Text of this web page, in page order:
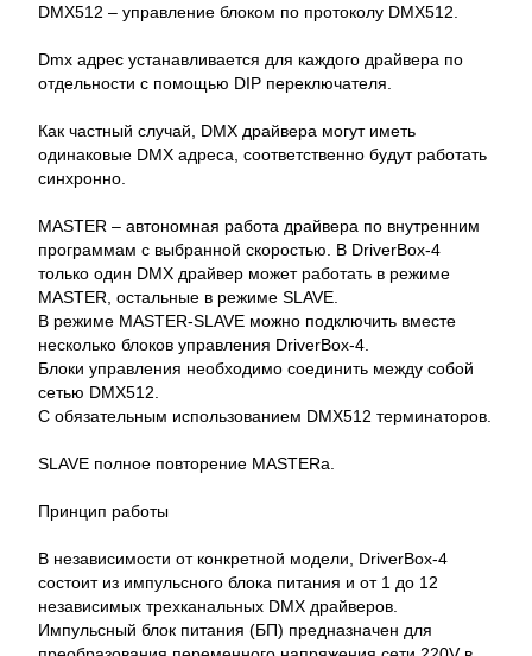
DMX512 – управление блоком по протоколу DMX512.
Dmx адрес устанавливается для каждого драйвера по
отдельности с помощью DIP переключателя.
Как частный случай, DMX драйвера могут иметь
одинаковые DMX адреса, соответственно будут работать
синхронно.
MASTER – автономная работа драйвера по внутренним
программам с выбранной скоростью. В DriverBox-4
только один DMX драйвер может работать в режиме
MASTER, остальные в режиме SLAVE.
В режиме MASTER-SLAVE можно подключить вместе
несколько блоков управления DriverBox-4.
Блоки управления необходимо соединить между собой
сетью DMX512.
С обязательным использованием DMX512 терминаторов.
SLAVE полное повторение MASTERа.
Принцип работы
В независимости от конкретной модели, DriverBox-4
состоит из импульсного блока питания и от 1 до 12
независимых трехканальных DMX драйверов.
Импульсный блок питания (БП) предназначен для